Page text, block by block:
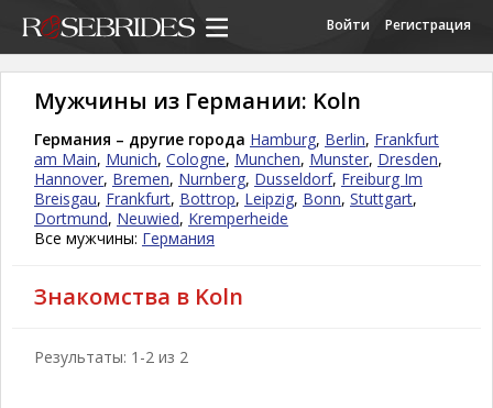
Войти Регистрация
Мужчины из Германии: Koln
Германия – другие города Hamburg, Berlin, Frankfurt
am Main, Munich, Cologne, Munchen, Munster, Dresden,
Hannover, Bremen, Nurnberg, Dusseldorf, Freiburg Im
Breisgau, Frankfurt, Bottrop, Leipzig, Bonn, Stuttgart,
Dortmund, Neuwied, Kremperheide
Все мужчины: Германия
Знакомства в Koln
Результаты: 1-2 из 2